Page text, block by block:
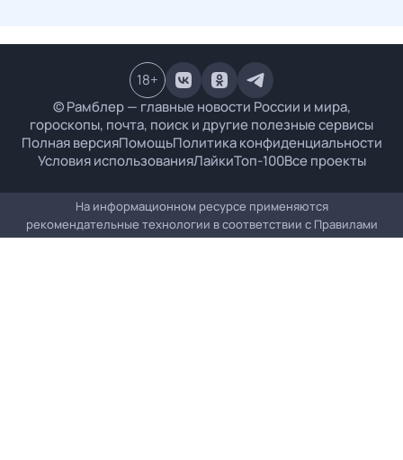
© Рамблер — главные новости России и мира,
гороскопы, почта, поиск и другие полезные сервисы
Полная версияПомощьПолитика конфиденциальности
Условия использованияЛайкиТоп-100Все проекты
18+
На информационном ресурсе применяются
рекомендательные технологии в соответствии с Правилами